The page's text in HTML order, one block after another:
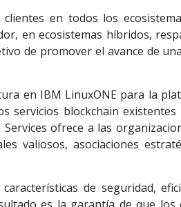
en todos los
en ecosistemas híbridos,
de promover el avance de
en IBM LinuxONE para la
servicios blockchain existentes
ofrece a las
valiosos, asociaciones
de seguridad,